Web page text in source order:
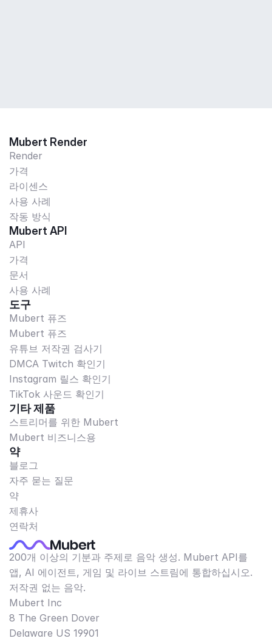
Mubert Render
Render
가격
라이센스
사용 사례
작동 방식
Mubert API
API
가격
문서
사용 사례
도구
Mubert 퓨즈
Mubert 퓨즈
유튜브 저작권 검사기
DMCA Twitch 확인기
Instagram 릴스 확인기
TikTok 사운드 확인기
기타 제품
스트리머를 위한 Mubert
Mubert 비즈니스용
약
블로그
자주 묻는 질문
약
제휴사
연락처
200개 이상의 기분과 주제로 음악 생성. Mubert API를
앱, AI 에이전트, 게임 및 라이브 스트림에 통합하십시오.
저작권 없는 음악.
Mubert Inc
8 The Green Dover
Delaware US 19901​